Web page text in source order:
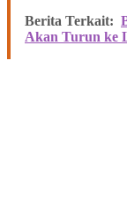
Berita Terkait:
Akan Turun ke